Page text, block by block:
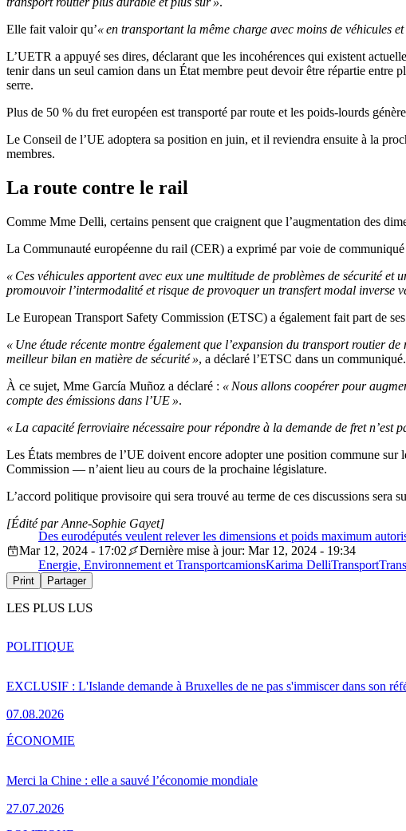
Elle fait valoir qu’« en transportant la même charge avec moins de véhicules
L’UETR a appuyé ses dires, déclarant que les incohérences qui existent
tenir dans un seul camion dans un État membre peut devoir être répartie entre
serre.
Plus de 50 % du fret européen est transporté par route et les poids-lourds
Le Conseil de l’UE adoptera sa position en juin, et il reviendra ensuite à la
membres.
La route contre le rail
Comme Mme Delli, certains pensent que craignent que l’augmentation des
La Communauté européenne du rail (CER) a exprimé par voie de
« Ces véhicules apportent avec eux une multitude de problèmes de sécurité
promouvoir l’intermodalité et risque de provoquer un transfert modal inverse
Le European Transport Safety Commission (ETSC) a également fait part de
« Une étude récente montre également que l’expansion du transport routier
meilleur bilan en matière de sécurité », a déclaré l’ETSC dans un communiqué.
À ce sujet, Mme García Muñoz a déclaré : « Nous allons coopérer pour
compte des émissions dans l’UE ».
« La capacité ferroviaire nécessaire pour répondre à la demande de fret
Les États membres de l’UE doivent encore adopter une position commune
Commission — n’aient lieu au cours de la prochaine législature.
L’accord politique provisoire qui sera trouvé au terme de ces discussions sera
Des eurodéputés veulent relever les dimensions et poids maximum
[Édité par Anne-Sophie Gayet]
Mar 12, 2024 - 17:02
Dernière mise à jour: Mar 12, 2024 - 19:34
Energie, Environnement et TransportcamionsKarima DelliTransport
Print Partager
LES PLUS LUS
EXCLUSIF : L'Islande demande à Bruxelles de ne pas s'immiscer dans son
07.08.2026
POLITIQUE
Merci la Chine : elle a sauvé l’économie mondiale
27.07.2026
ÉCONOMIE